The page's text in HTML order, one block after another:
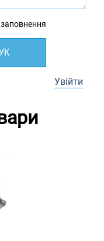
Увійти